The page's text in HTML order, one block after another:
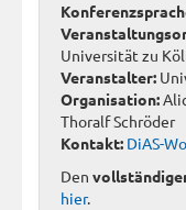
Universität zu
Veranstalter:
Organisation:
Thoralf Schröder
Kontakt: DiAS-
Den
hier.